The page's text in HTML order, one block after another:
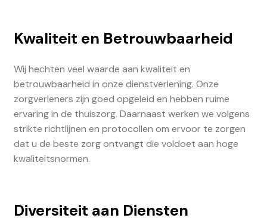
Kwaliteit en Betrouwbaarheid
Wij hechten veel waarde aan kwaliteit en
betrouwbaarheid in onze dienstverlening. Onze
zorgverleners zijn goed opgeleid en hebben ruime
ervaring in de thuiszorg. Daarnaast werken we volgens
strikte richtlijnen en protocollen om ervoor te zorgen
dat u de beste zorg ontvangt die voldoet aan hoge
kwaliteitsnormen.
Diversiteit aan Diensten